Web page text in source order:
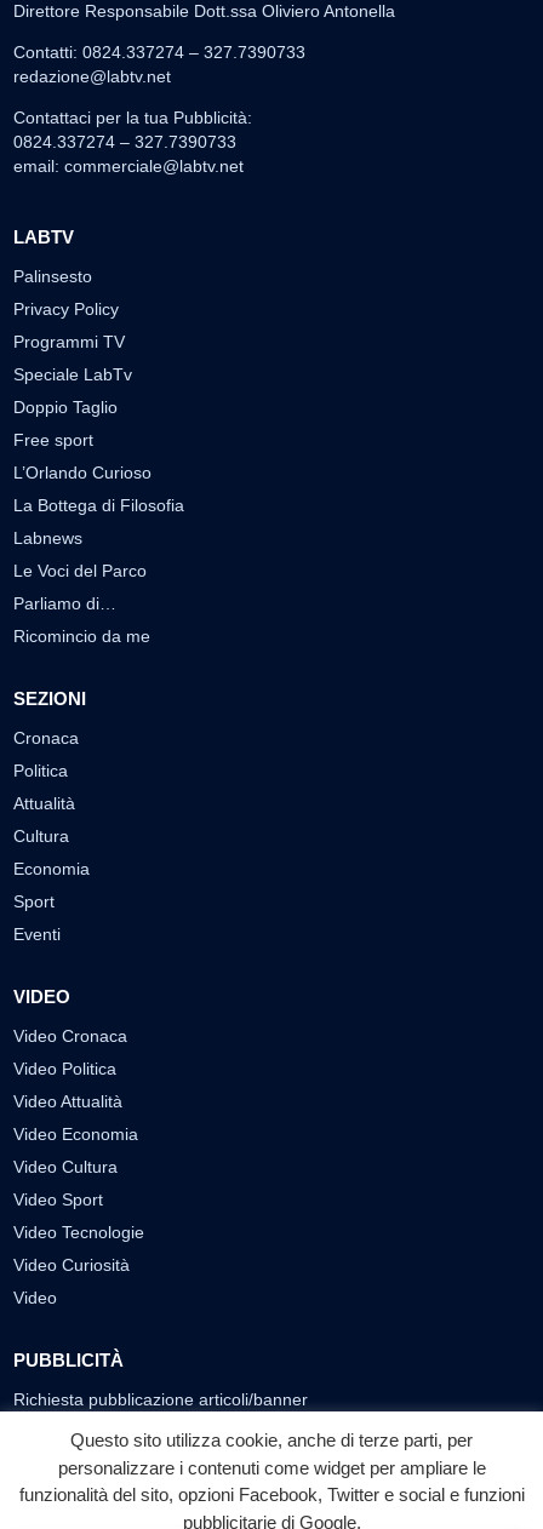
Direttore Responsabile Dott.ssa Oliviero Antonella
Contatti: 0824.337274 – 327.7390733
redazione@labtv.net
Contattaci per la tua Pubblicità:
0824.337274 – 327.7390733
email: commerciale@labtv.net
LABTV
Palinsesto
Privacy Policy
Programmi TV
Speciale LabTv
Doppio Taglio
Free sport
L’Orlando Curioso
La Bottega di Filosofia
Labnews
Le Voci del Parco
Parliamo di…
Ricomincio da me
SEZIONI
Cronaca
Politica
Attualità
Cultura
Economia
Sport
Eventi
VIDEO
Video Cronaca
Video Politica
Video Attualità
Video Economia
Video Cultura
Video Sport
Video Tecnologie
Video Curiosità
Video
PUBBLICITÀ
Richiesta pubblicazione articoli/banner
SEGUICI SUI SOCIAL
f ◎ ▶
Questo sito utilizza cookie, anche di terze parti, per
personalizzare i contenuti come widget per ampliare le
funzionalità del sito, opzioni Facebook, Twitter e social e funzioni
pubblicitarie di Google.